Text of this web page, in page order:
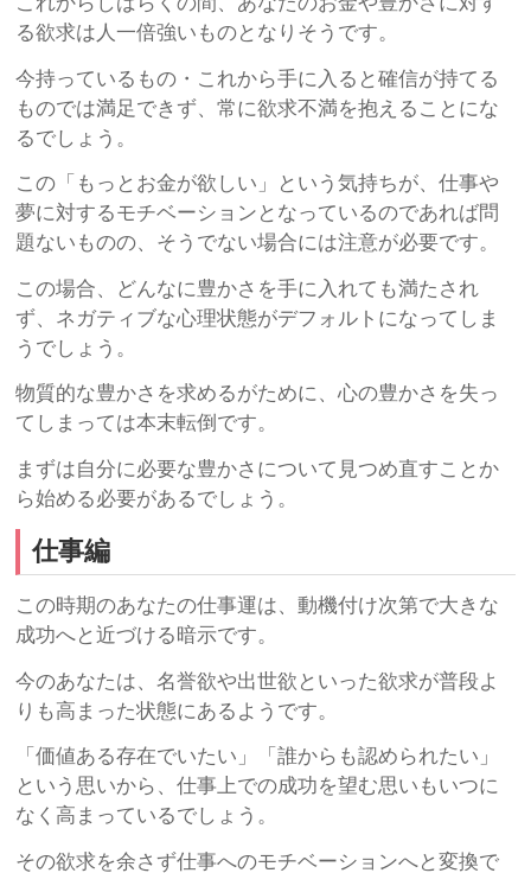
る欲求は人一倍強いものとなりそうです。
今持っているもの・これから手に入ると確信が持てる
ものでは満足できず、常に欲求不満を抱えることにな
るでしょう。
この「もっとお金が欲しい」という気持ちが、仕事や
夢に対するモチベーションとなっているのであれば問
題ないものの、そうでない場合には注意が必要です。
この場合、どんなに豊かさを手に入れても満たされ
ず、ネガティブな心理状態がデフォルトになってしま
うでしょう。
物質的な豊かさを求めるがために、心の豊かさを失っ
てしまっては本末転倒です。
まずは自分に必要な豊かさについて見つめ直すことか
ら始める必要があるでしょう。
仕事編
この時期のあなたの仕事運は、動機付け次第で大きな
成功へと近づける暗示です。
今のあなたは、名誉欲や出世欲といった欲求が普段よ
りも高まった状態にあるようです。
「価値ある存在でいたい」「誰からも認められたい」
という思いから、仕事上での成功を望む思いもいつに
なく高まっているでしょう。
その欲求を余さず仕事へのモチベーションへと変換で